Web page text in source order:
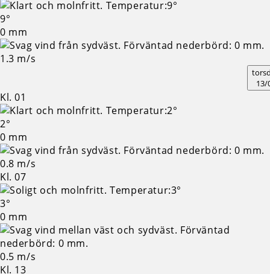
9°
0 mm
1.3 m/s
13/
Kl. 01
2°
0 mm
0.8 m/s
Kl. 07
3°
0 mm
0.5 m/s
Kl. 13